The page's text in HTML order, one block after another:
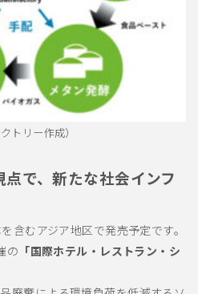
トリー作成）
で、新たな社会インフ
含むアジア地区で発売予定です。
の 「国際ホテル・レストラン・シ